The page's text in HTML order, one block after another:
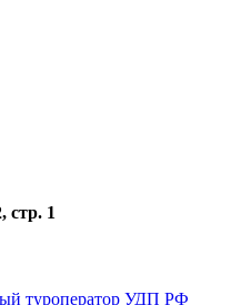
стр. 1
туроператор УДП РФ